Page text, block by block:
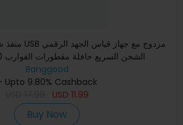
الملون QC 3.0 الشحن السريع حافلة مقطورات القوارب
Banggood
Upto 9.80% Cashback
USD 11.99
Buy Now